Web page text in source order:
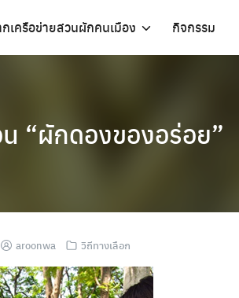
กเครือข่ายสวนผักคนเมือง กิจกรรม
“ผักดองของอร่อย”
aroonwa วิถีทางเลือก